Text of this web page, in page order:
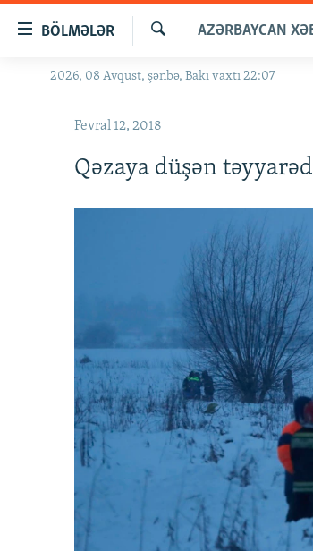
naviqasiyaya
BÖLMƏLƏR
GÜNDƏM
#ƏSLINDƏ
FƏRQƏ BAX
FOTOQALEREYA
İNFOQRAFIKA
KARIKATURA
AZƏRBAYCAN ƏDƏBIYYATI KITABXANASI
İSLAM VƏ DEMOKRATIYA
İZ - MƏDƏNIYYƏT PROQRAMI
HAQQIMIZDA
MISSIYAMIZ
PEŞƏ ETIKASI VƏ JURNALISTIKA
STANDARTLARIMIZ
AZADLIQRADIOSU MOBIL TELEFONUNUZDA
Axtar
AZƏRBAYCAN
2026, 08 Avqust, şənbə, Bakı vaxtı 22:07
Fevral 12, 2018
Qəzaya düşən